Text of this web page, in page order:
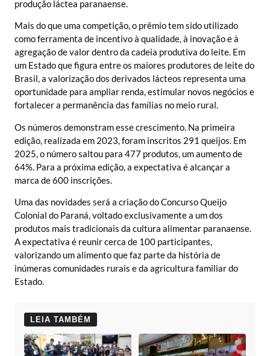
produção láctea paranaense.
Mais do que uma competição, o prêmio tem sido utilizado
como ferramenta de incentivo à qualidade, à inovação e à
agregação de valor dentro da cadeia produtiva do leite. Em
um Estado que figura entre os maiores produtores de leite do
Brasil, a valorização dos derivados lácteos representa uma
oportunidade para ampliar renda, estimular novos negócios e
fortalecer a permanência das famílias no meio rural.
Os números demonstram esse crescimento. Na primeira
edição, realizada em 2023, foram inscritos 291 queijos. Em
2025, o número saltou para 477 produtos, um aumento de
64%. Para a próxima edição, a expectativa é alcançar a
marca de 600 inscrições.
Uma das novidades será a criação do Concurso Queijo
Colonial do Paraná, voltado exclusivamente a um dos
produtos mais tradicionais da cultura alimentar paranaense.
A expectativa é reunir cerca de 100 participantes,
valorizando um alimento que faz parte da história de
inúmeras comunidades rurais e da agricultura familiar do
Estado.
LEIA TAMBÉM